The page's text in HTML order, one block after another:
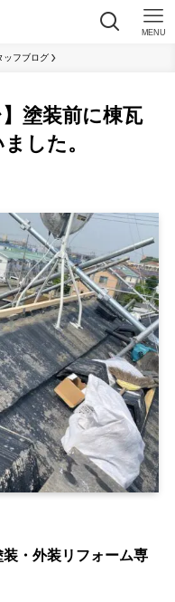
MENU
ッフブログ
】塗装前に棟瓦
した。
・外装リフォーム専